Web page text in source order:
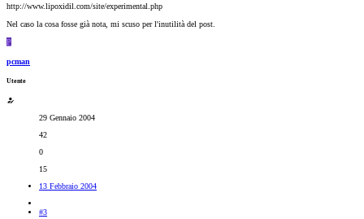
http://www.lipoxidil.com/site/experimental.php
Nel caso la cosa fosse già nota, mi scuso per l'inutilità del post.
P
pcman
Utente
29 Gennaio 2004
42
0
15
13 Febbraio 2004
#3